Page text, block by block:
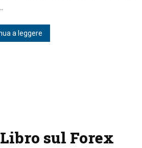
a leggere
sul Forex